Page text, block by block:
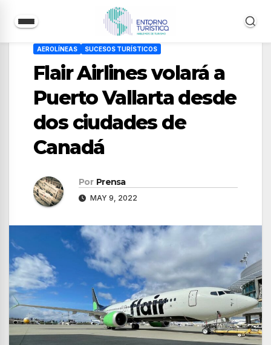
contenido
AEROLÍNEAS SUCESOS TURÍSTICOS
Flair Airlines volará a
Puerto Vallarta desde
dos ciudades de
Canadá
Por Prensa
MAY 9, 2022